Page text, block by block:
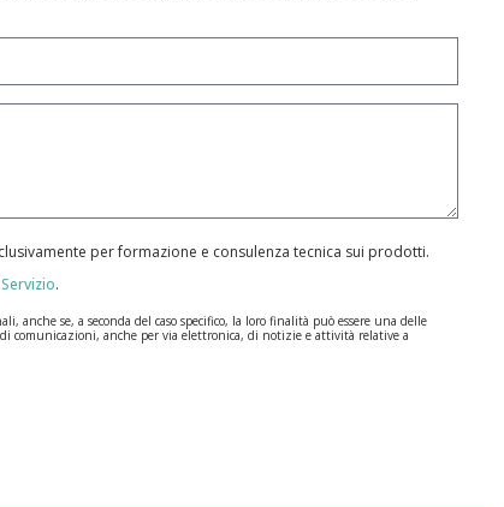
per formazione e consulenza tecnica sui prodotti.
.
se, a seconda del caso specifico, la loro finalità può essere una delle
comunicazioni, anche per via elettronica, di notizie e attività relative a
(GDPR) del 27 aprile 2016. I dati rimarranno registrati nei nostri archivi
del regolamento generale sulla protezione dei dati (GDPR) del 27 aprile
13, 26006 | Logroño (La Rioja) o inviando un’email al seguente indirizzo